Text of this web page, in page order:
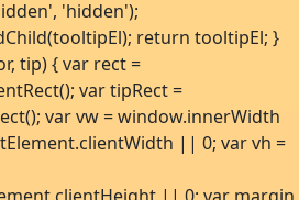
'hidden');
return tooltipEl; }
tip) { var rect =
var tipRect =
var vw = window.innerWidth
|| 0; var vh =